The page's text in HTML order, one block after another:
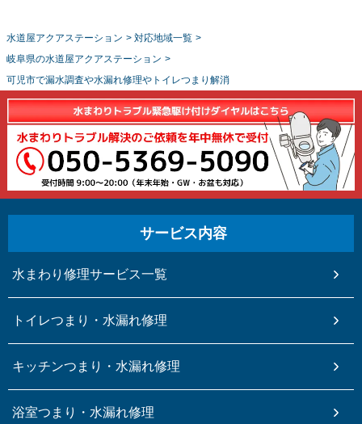
水道屋アクアステーション > 対応地域一覧 >
岐阜県の水道屋アクアステーション >
可児市で漏水調査や水漏れ修理やトイレつまり解消
サービス内容
水まわり修理サービス一覧
トイレつまり・水漏れ修理
キッチンつまり・水漏れ修理
浴室つまり・水漏れ修理